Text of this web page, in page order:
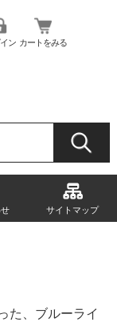
ン カートをみる
サイトマップ
た、ブルーライ